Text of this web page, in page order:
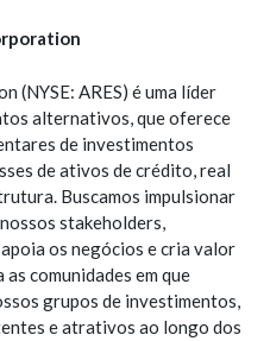
(NYSE: ARES) é uma líder
alternativos, que oferece
de investimentos
de ativos de crédito, real
Buscamos impulsionar
stakeholders,
os negócios e cria valor
comunidades em que
grupos de investimentos,
e atrativos ao longo dos